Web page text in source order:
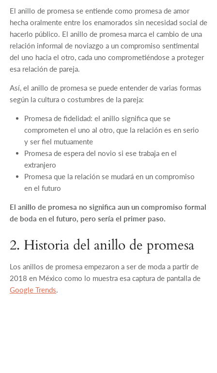
El anillo de promesa se entiende como promesa de amor
hecha oralmente entre los enamorados sin necesidad social de
hacerlo público. El anillo de promesa marca el cambio de una
relación informal de noviazgo a un compromiso sentimental
del uno hacia el otro, cada uno comprometiéndose a proteger
esa relación de pareja.
Así, el anillo de promesa se puede entender de varias formas
según la cultura o costumbres de la pareja:
Promesa de fidelidad: el anillo significa que se
comprometen el uno al otro, que la relación es en serio
y ser fiel mutuamente
Promesa de espera del novio si ese trabaja en el
extranjero
Promesa que la relación se mudará en un compromiso
en el futuro
El anillo de promesa no significa aun un compromiso formal
de boda en el futuro, pero sería el primer paso.
2. Historia del anillo de promesa
Los anillos de promesa empezaron a ser de moda a partir de
2018 en México como lo muestra esa captura de pantalla de
Google Trends.